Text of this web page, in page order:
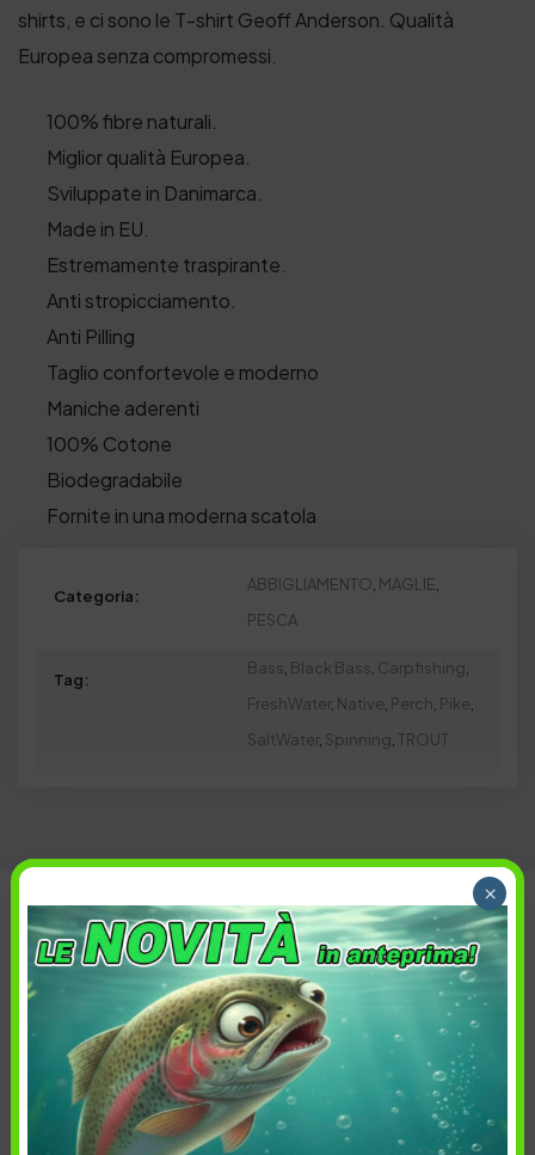
shirts, e ci sono le T-shirt Geoff Anderson Qualità
Europea senza compromessi.
100% fibre naturali.
Miglior qualità Europea.
Sviluppate in Danimarca.
Made in EU.
Estremamente traspirante.
Anti stropicciamento.
Anti Pilling
Taglio confortevole e moderno
Maniche aderenti
100% Cotone
Biodegradabile
Fornite in una moderna scatola
Categoria:
ABBIGLIAMENTO MAGLIE
PESCA
Tag:
Bass Black Bass Carpfishing
FreshWater, Native Perch Pike
SaltWater, Spinning TROUT
Taglia
Ordina per: Più recenti Prezzo
Disponibilità
×